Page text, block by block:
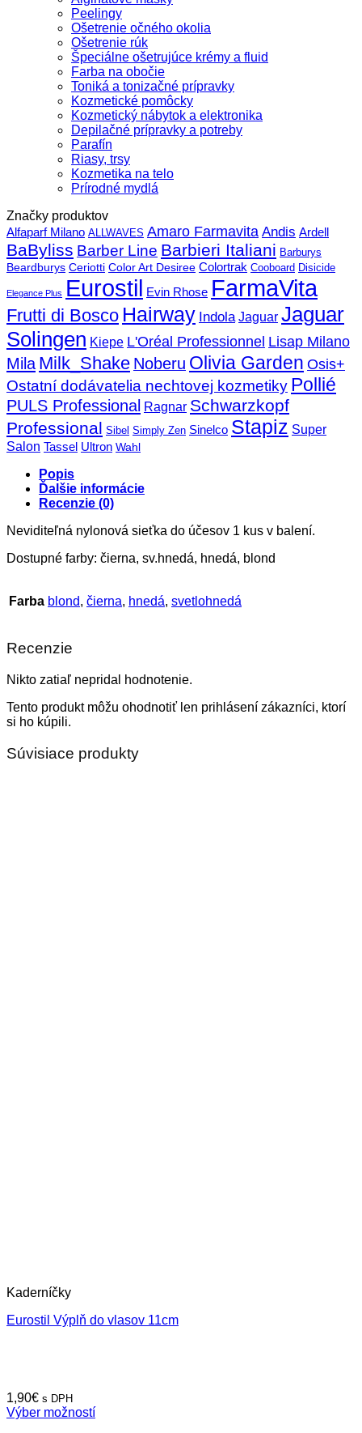
Peelingy
Ošetrenie očného okolia
Ošetrenie rúk
Špeciálne ošetrujúce krémy a fluid
Farba na obočie
Toniká a tonizačné prípravky
Kozmetické pomôcky
Kozmetický nábytok a elektronika
Depilačné prípravky a potreby
Parafín
Riasy, trsy
Kozmetika na telo
Prírodné mydlá
Značky produktov
Alfaparf Milano ALLWAVES Amaro Farmavita Andis Ardell
BaByliss Barber Line Barbieri Italiani Barburys
Beardburys Ceriotti Color Art Desiree Colortrak Cooboard Disicide
Elegance Plus Eurostil Evin Rhose FarmaVita
Frutti di Bosco Hairway Indola Jaguar Jaguar
Solingen Kiepe L'Oréal Professionnel Lisap Milano
Mila Milk_Shake Noberu Olivia Garden Osis+
Ostatní dodávatelia nechtovej kozmetiky Pollié
PULS Professional Ragnar Schwarzkopf
Professional Sibel Simply Zen Sinelco Stapiz Super
Salon Tassel Ultron Wahl
Popis
Ďalšie informácie
Recenzie (0)
Neviditeľná nylonová sieťka do účesov 1 kus v balení.
Dostupné farby: čierna, sv.hnedá, hnedá, blond
Farba blond, čierna, hnedá, svetlohnedá
Recenzie
Nikto zatiaľ nepridal hodnotenie.
Tento produkt môžu ohodnotiť len prihlásení zákazníci, ktorí
si ho kúpili.
Súvisiace produkty
Kaderníčky
Eurostil Výplň do vlasov 11cm
1,90€ s DPH
Výber možností